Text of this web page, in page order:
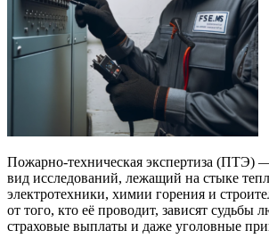
Пожарно-техническая экспертиза (ПТЭ)
вид исследований, лежащий на стыке
электротехники, химии горения и
от того, кто её проводит, зависят судьбы
страховые выплаты и даже уголовные